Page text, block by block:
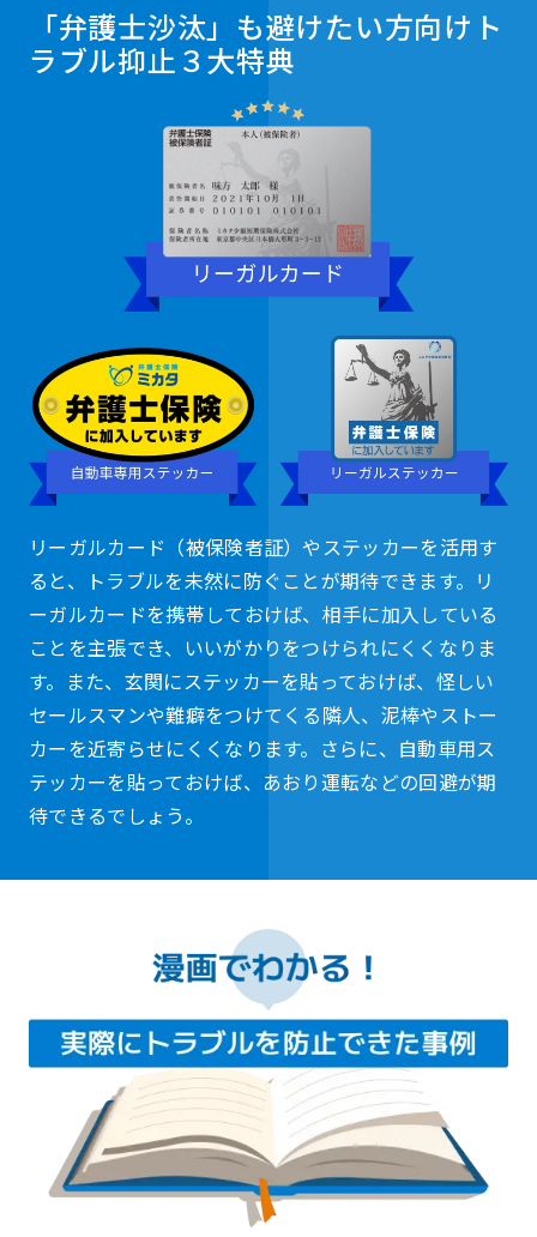
「弁護士沙汰」も避けたい方向け ト
ラブル抑止３大特典
リーガルカード（被保険者証）やステッカーを活用す
ると、トラブルを未然に防ぐことが期待できます。リ
ーガルカードを携帯しておけば、相手に加入している
ことを主張でき、いいがかりをつけられにくくなりま
す。また、玄関にステッカーを貼っておけば、怪しい
セールスマンや難癖をつけてくる隣人、泥棒やストー
カーを近寄らせにくくなります。さらに、自動車用ス
テッカーを貼っておけば、あおり運転などの回避が期
待できるでしょう。